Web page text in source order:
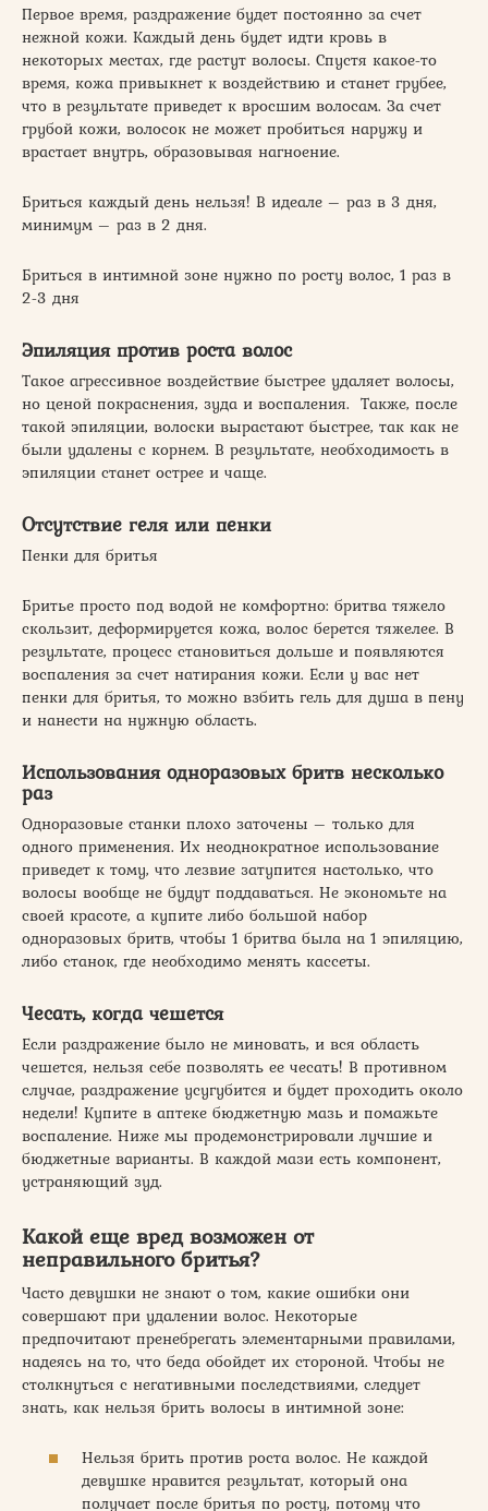
Первое время, раздражение будет постоянно за счет
нежной кожи. Каждый день будет идти кровь в
некоторых местах, где растут волосы. Спустя какое-то
время, кожа привыкнет к воздействию и станет грубее,
что в результате приведет к вросшим волосам. За счет
грубой кожи, волосок не может пробиться наружу и
врастает внутрь, образовывая нагноение.
Бриться каждый день нельзя! В идеале – раз в 3 дня,
минимум – раз в 2 дня.
Бриться в интимной зоне нужно по росту волос, 1 раз в
2-3 дня
Эпиляция против роста волос
Такое агрессивное воздействие быстрее удаляет волосы,
но ценой покраснения, зуда и воспаления. Также, после
такой эпиляции, волоски вырастают быстрее, так как не
были удалены с корнем. В результате, необходимость в
эпиляции станет острее и чаще.
Отсутствие геля или пенки
Пенки для бритья
Бритье просто под водой не комфортно: бритва тяжело
скользит, деформируется кожа, волос берется тяжелее. В
результате, процесс становиться дольше и появляются
воспаления за счет натирания кожи. Если у вас нет
пенки для бритья, то можно взбить гель для душа в пену
и нанести на нужную область.
Использования одноразовых бритв несколько
раз
Одноразовые станки плохо заточены – только для
одного применения. Их неоднократное использование
приведет к тому, что лезвие затупится настолько, что
волосы вообще не будут поддаваться. Не экономьте на
своей красоте, а купите либо большой набор
одноразовых бритв, чтобы 1 бритва была на 1 эпиляцию,
либо станок, где необходимо менять кассеты.
Чесать, когда чешется
Если раздражение было не миновать, и вся область
чешется, нельзя себе позволять ее чесать! В противном
случае, раздражение усугубится и будет проходить около
недели! Купите в аптеке бюджетную мазь и помажьте
воспаление. Ниже мы продемонстрировали лучшие и
бюджетные варианты. В каждой мази есть компонент,
устраняющий зуд.
Какой еще вред возможен от
неправильного бритья?
Часто девушки не знают о том, какие ошибки они
совершают при удалении волос. Некоторые
предпочитают пренебрегать элементарными правилами,
надеясь на то, что беда обойдет их стороной. Чтобы не
столкнуться с негативными последствиями, следует
знать, как нельзя брить волосы в интимной зоне:
Нельзя брить против роста волос. Не каждой
девушке нравится результат, который она
получает после бритья по росту, потому что